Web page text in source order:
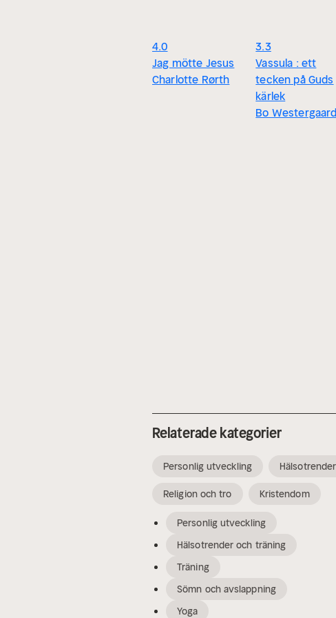
4.0
Jag mötte Jesus
Charlotte Rørth
3.3
Vassula : ett
tecken på Guds
kärlek
Bo Westergaard
Relaterade kategorier
Personlig utveckling
Religion och tro Kristendom
Personlig utveckling
Hälsotrender och träning
Träning
Sömn och avslappning
Yoga